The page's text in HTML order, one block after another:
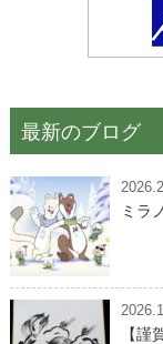
最新のブログ
ミラ
【謹